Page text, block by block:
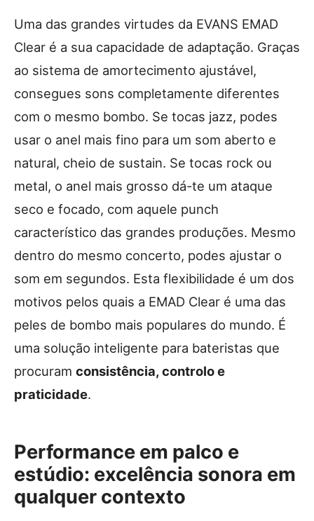
Uma das grandes virtudes da EVANS EMAD
Clear é a sua capacidade de adaptação. Graças
ao sistema de amortecimento ajustável,
consegues sons completamente diferentes
com o mesmo bombo. Se tocas jazz, podes
usar o anel mais fino para um som aberto e
natural, cheio de sustain. Se tocas rock ou
metal, o anel mais grosso dá-te um ataque
seco e focado, com aquele punch
característico das grandes produções. Mesmo
dentro do mesmo concerto, podes ajustar o
som em segundos. Esta flexibilidade é um dos
motivos pelos quais a EMAD Clear é uma das
peles de bombo mais populares do mundo. É
uma solução inteligente para bateristas que
procuram consistência, controlo e
praticidade.
Performance em palco e
estúdio: excelência sonora em
qualquer contexto